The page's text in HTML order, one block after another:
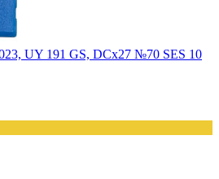
UY 191 GS, DCx27 №70 SES 10